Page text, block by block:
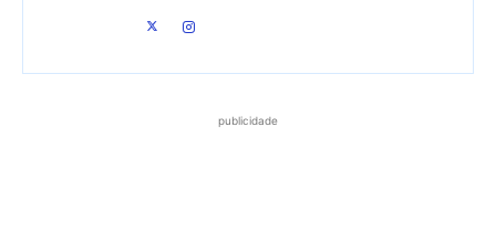
publicidade